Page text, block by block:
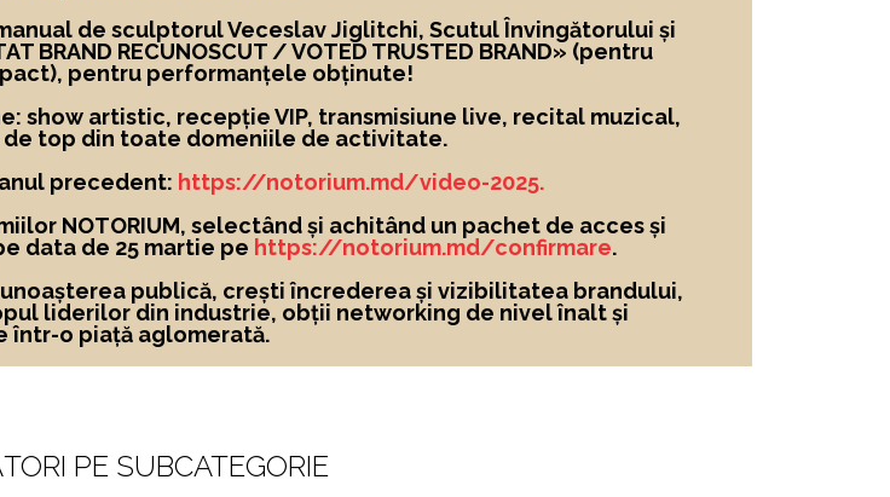
de sculptorul Veceslav Jiglitchi, Scutul Învingătorului și
BRAND RECUNOSCUT / VOTED TRUSTED BRAND» (pentru
pentru performanțele obținute!
show artistic, recepție VIP, transmisiune live, recital muzical,
top din toate domeniile de activitate.
precedent: https://notorium.md/video-2025.
NOTORIUM, selectând și achitând un pachet de acces și
data de 25 martie pe https://notorium.md/confirmare.
publică, crești încrederea și vizibilitatea brandului,
liderilor din industrie, obții networking de nivel înalt și
într-o piață aglomerată.
PE SUBCATEGORIE